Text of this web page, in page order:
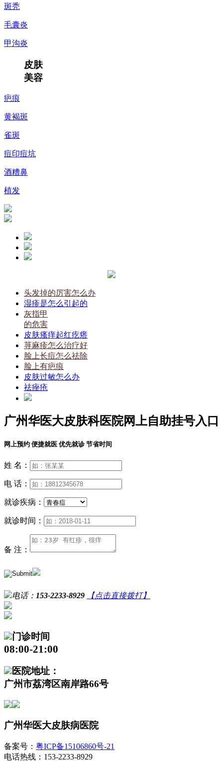
斑秃
毛囊炎
甲沟炎
皮肤
美容
疤痕
黄褐斑
雀斑
痘印痘坑
酒糟鼻
植发
头发掉的厉害怎么办
湿疹是怎么引起的
灰指甲
的危害
皮肤瘙痒起红疙瘩
荨麻疹怎么治疗好
脸上长痘怎么祛除
脸上有疤痕
皮肤过敏怎么办
祛痤疮
广州华医大皮肤科医院网上自助挂号入口
网上预约 便捷就医 优先就诊 节省时间
姓 名：
电 话：
就诊疾病：
就诊时间：
备 注：
电话： 153-2233-8929 【点击直接拨打】
门诊时间
08:00-21:00
医院地址：
广州市荔湾区南岸路66号
广州华医大皮肤病医院
备案号： 粤ICP备15106860号-21
电话热线：153-2233-8929